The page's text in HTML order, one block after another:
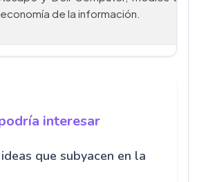
de la información.
interesar
que subyacen en la